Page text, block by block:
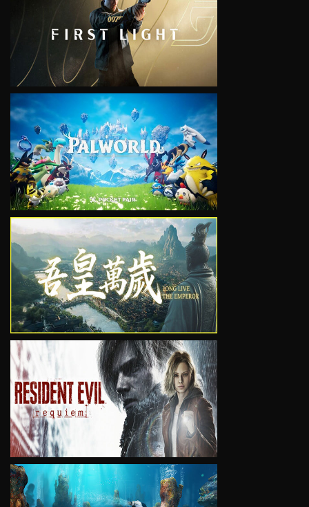
VIEW
VIEW
VIEW
VIEW